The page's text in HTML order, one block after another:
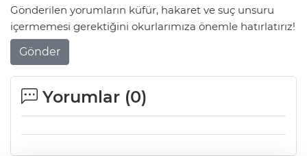
Gönderilen yorumların küfür, hakaret ve suç unsuru
içermemesi gerektiğini okurlarımıza önemle hatırlatırız!
Gönder
Yorumlar (0)